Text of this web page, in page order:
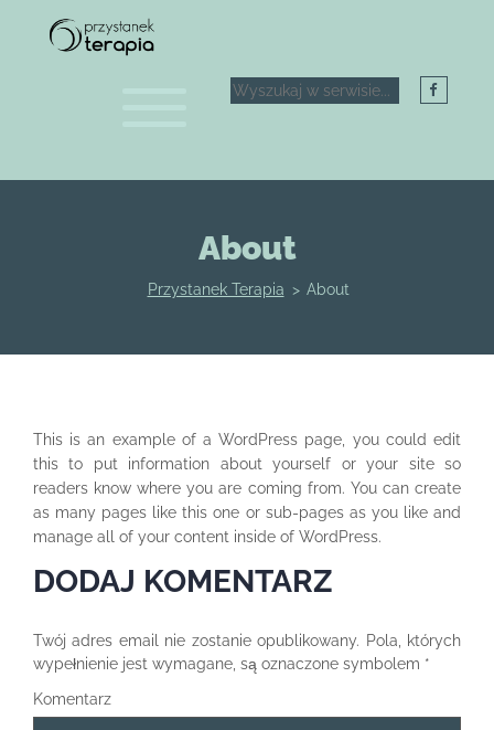
About
Przystanek Terapia > About
This is an example of a WordPress page, you could edit
this to put information about yourself or your site so
readers know where you are coming from. You can create
as many pages like this one or sub-pages as you like and
manage all of your content inside of WordPress.
DODAJ KOMENTARZ
Twój adres email nie zostanie opublikowany. Pola, których
wypełnienie jest wymagane, są oznaczone symbolem *
Komentarz